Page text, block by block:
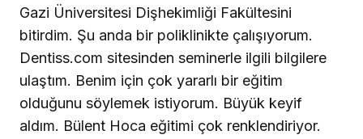
Gazi Üniversitesi Dişhekimliği Fakültesini
bitirdim. Şu anda bir poliklinikte çalışıyorum.
Dentiss.com sitesinden seminerle ilgili bilgilere
ulaştım. Benim için çok yararlı bir eğitim
olduğunu söylemek istiyorum. Büyük keyif
aldım. Bülent Hoca eğitimi çok renklendiriyor.